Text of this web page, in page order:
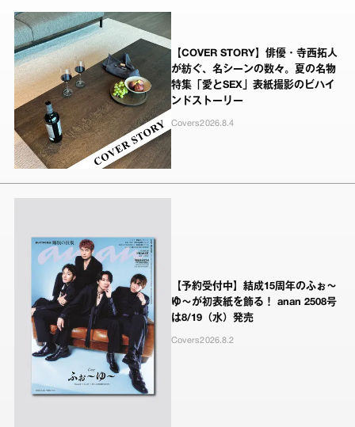
【COVER STORY】俳優・寺西拓人
が紡ぐ、名シーンの数々。夏の名物
特集「愛とSEX」表紙撮影のビハイ
ンドストーリー
Covers2026.8.4
【予約受付中】結成15周年のふぉ～
ゆ～が初表紙を飾る！ anan 2508号
は8/19（水）発売
Covers2026.8.2